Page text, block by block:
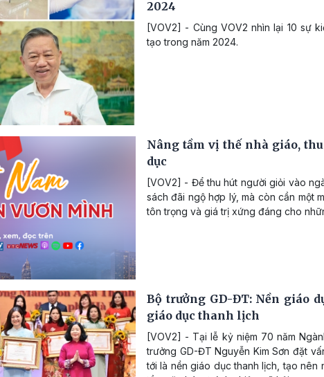
2024
[VOV2] - Cùng VOV2 nhìn lại 10 sự
tạo trong năm 2024.
Nâng tầm vị thế nhà giáo,
dục
[VOV2] - Để thu hút người giỏi vào
sách đãi ngộ hợp lý, mà còn cần một
tôn trọng và giá trị xứng đáng cho
Bộ trưởng GD-ĐT: Nền giáo
giáo dục thanh lịch
[VOV2] - Tại lễ kỷ niệm 70 năm
trưởng GD-ĐT Nguyễn Kim Sơn đặt
tới là nền giáo dục thanh lịch, tạo